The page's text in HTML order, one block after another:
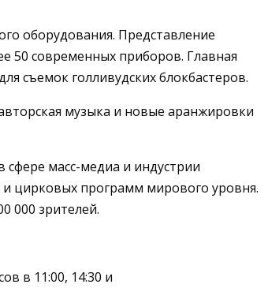
оборудования. Представление
50 современных приборов. Главная
съемок голливудских блокбастеров.
музыка и новые аранжировки
масс-медиа и индустрии
и цирковых программ мирового уровня.
000 зрителей.
в 11:00, 14:30 и